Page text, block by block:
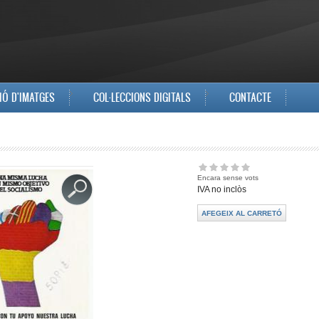
D'IMATGES COL·LECCIONS DIGITALS CONTACTE
Encara sense vots
IVA no inclòs